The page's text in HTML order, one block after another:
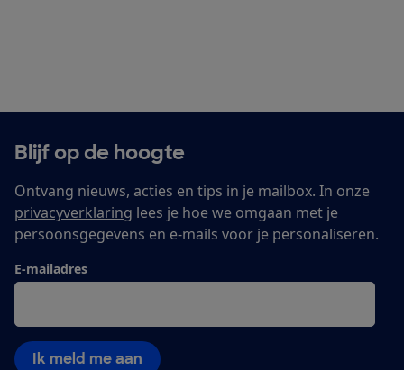
Blijf op de hoogte
Ontvang nieuws, acties en tips in je mailbox. In onze
privacyverklaring lees je hoe we omgaan met je
persoonsgegevens en e-mails voor je personaliseren.
E-mailadres
Ik meld me aan